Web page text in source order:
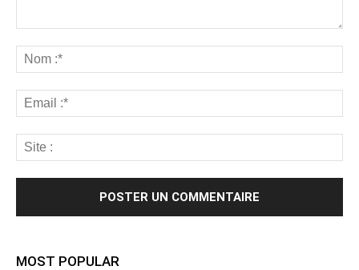
MOST POPULAR